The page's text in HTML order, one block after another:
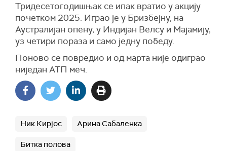
Тридесетогодишњак се ипак вратио у акцију
почетком 2025. Играо је у Бризбејну, на
Аустралијан опену, у Индијан Велсу и Мајамију,
уз четири пораза и само једну победу.
Поново се повредио и од марта није одиграо
ниједан АТП меч.
Ник Кирјос Арина Сабаленка
Битка полова